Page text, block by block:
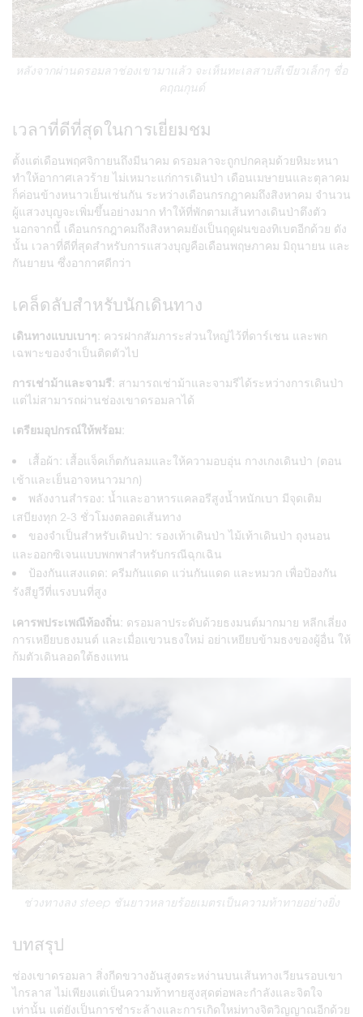
หลังจากผ่านดรอมลาช่องเขามาแล้ว จะเห็นทะเลสาบสีเขียวเล็กๆ ชื่อ
คฤณกุนด์
เวลาที่ดีที่สุดในการเยี่ยมชม
ตั้งแต่เดือนพฤศจิกายนถึงมีนาคม ดรอมลาจะถูกปกคลุมด้วยหิมะหนา
ทำให้อากาศเลวร้าย ไม่เหมาะแก่การเดินป่า เดือนเมษายนและตุลาคม
ก็ค่อนข้างหนาวเย็นเช่นกัน ระหว่างเดือนกรกฎาคมถึงสิงหาคม จำนวน
ผู้แสวงบุญจะเพิ่มขึ้นอย่างมาก ทำให้ที่พักตามเส้นทางเดินป่าตึงตัว
นอกจากนี้ เดือนกรกฎาคมถึงสิงหาคมยังเป็นฤดูฝนของทิเบตอีกด้วย ดัง
นั้น เวลาที่ดีที่สุดสำหรับการแสวงบุญคือเดือนพฤษภาคม มิถุนายน และ
กันยายน ซึ่งอากาศดีกว่า
เคล็ดลับสำหรับนักเดินทาง
เดินทางแบบเบาๆ: ควรฝากสัมภาระส่วนใหญ่ไว้ที่ดาร์เชน และพก
เฉพาะของจำเป็นติดตัวไป
การเช่าม้าและจามรี: สามารถเช่าม้าและจามรีได้ระหว่างการเดินป่า
แต่ไม่สามารถผ่านช่องเขาดรอมลาได้
เตรียมอุปกรณ์ให้พร้อม:
เสื้อผ้า: เสื้อแจ็คเก็ตกันลมและให้ความอบอุ่น กางเกงเดินป่า (ตอน
เช้าและเย็นอาจหนาวมาก)
พลังงานสำรอง: น้ำและอาหารแคลอรีสูงน้ำหนักเบา มีจุดเติม
เสบียงทุก 2-3 ชั่วโมงตลอดเส้นทาง
ของจำเป็นสำหรับเดินป่า: รองเท้าเดินป่า ไม้เท้าเดินป่า ถุงนอน
และออกซิเจนแบบพกพาสำหรับกรณีฉุกเฉิน
ป้องกันแสงแดด: ครีมกันแดด แว่นกันแดด และหมวก เพื่อป้องกัน
รังสียูวีที่แรงบนที่สูง
เคารพประเพณีท้องถิ่น: ดรอมลาประดับด้วยธงมนต์มากมาย หลีกเลี่ยง
การเหยียบธงมนต์ และเมื่อแขวนธงใหม่ อย่าเหยียบข้ามธงของผู้อื่น ให้
ก้มตัวเดินลอดใต้ธงแทน
ช่วงทางลง steep ชันยาวหลายร้อยเมตรเป็นความท้าทายอย่างยิ่ง
บทสรุป
ช่องเขาดรอมลา สิ่งกีดขวางอันสูงตระหง่านบนเส้นทางเวียนรอบเขา
ไกรลาส ไม่เพียงแต่เป็นความท้าทายสูงสุดต่อพละกำลังและจิตใจ
เท่านั้น แต่ยังเป็นการชำระล้างและการเกิดใหม่ทางจิตวิญญาณอีกด้วย